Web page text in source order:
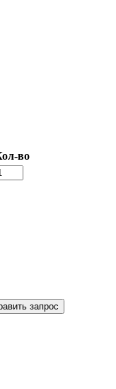
во
запрос